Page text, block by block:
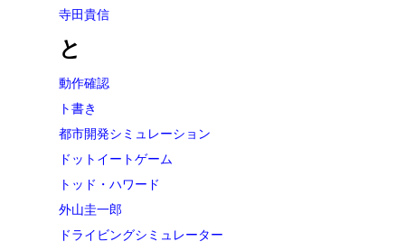
寺田貴信
と
動作確認
ト書き
都市開発シミュレーション
ドットイートゲーム
トッド・ハワード
外山圭一郎
ドライビングシミュレーター